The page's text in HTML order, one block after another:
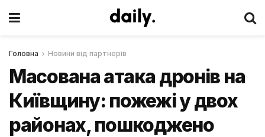
Головна Новини від партнерів
Масована атака дронів на
Київщину: пожежі у двох
районах, пошкоджено